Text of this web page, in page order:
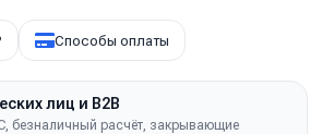
Способы оплаты
лиц и B2B
безналичный расчёт, закрывающие